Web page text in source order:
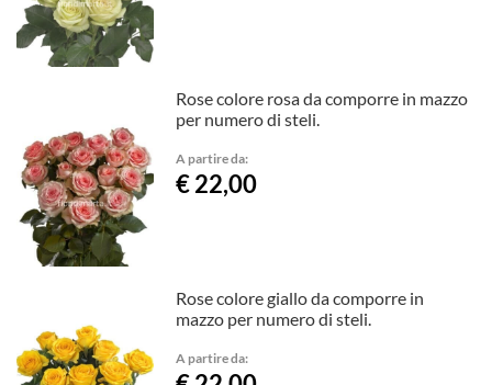
Rose colore rosa da comporre in mazzo
per numero di steli.
A partire da:
€ 22,00
Rose colore giallo da comporre in
mazzo per numero di steli.
A partire da: